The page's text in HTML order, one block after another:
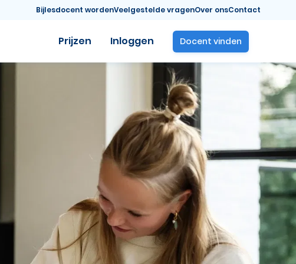
Bijlesdocent wordenVeelgestelde vragenOver onsContact
Prijzen Inloggen Docent vinden